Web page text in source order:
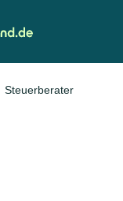
Steuerberater